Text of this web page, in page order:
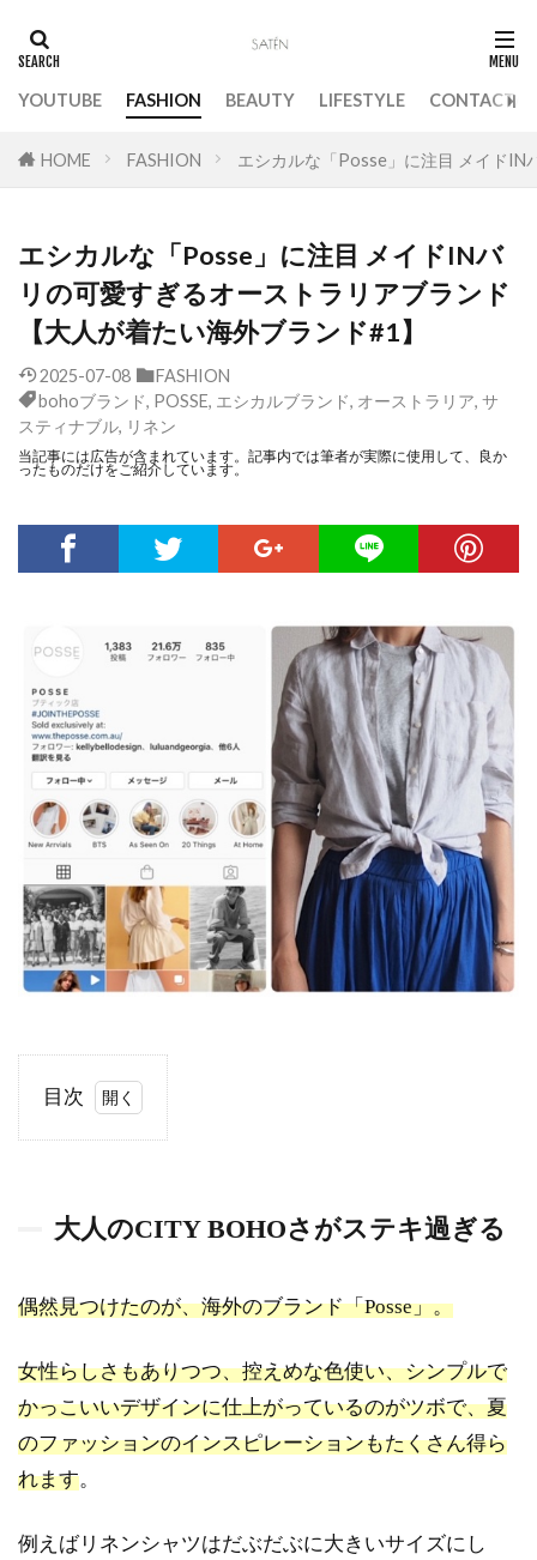
YOUTUBE FASHION BEAUTY LIFESTYLE CONTACT/
HOME FASHION エシカルな「Posse」に注目 メイドIN
エシカルな「Posse」に注目 メイドINバ
リの可愛すぎるオーストラリアブランド
【大人が着たい海外ブランド#1】
2025-07-08
FASHION
bohoブランド, POSSE, エシカルブランド, オーストラリア, サ
スティナブル, リネン
当記事には広告が含まれています。記事内では筆者が実際に使用して、良か
ったものだけをご紹介しています。
目次
0.1
CITY
BOHO
ステ
キ過
単体
でも
可愛
い
スタ
大人のCITY BOHOさがステキ過ぎる
偶然見つけたのが、海外のブランド「Posse」。
女性らしさもありつつ、控えめな色使い、シンプルで
かっこいいデザインに仕上がっているのがツボで、夏
のファッションのインスピレーションもたくさん得ら
れます。
例えばリネンシャツはだぶだぶに大きいサイズにし